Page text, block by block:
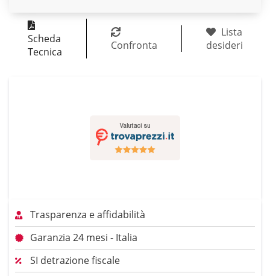
Scheda
Tecnica
Confronta
Lista
desideri
Trasparenza e affidabilità
Garanzia 24 mesi - Italia
SI detrazione fiscale